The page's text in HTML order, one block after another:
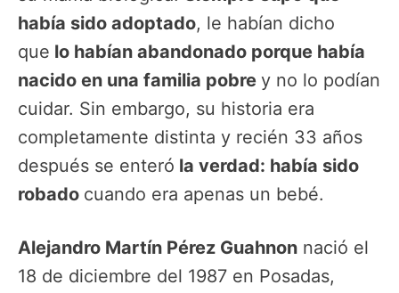
había sido adoptado, le habían dicho
que lo habían abandonado porque había
nacido en una familia pobre y no lo podían
cuidar. Sin embargo, su historia era
completamente distinta y recién 33 años
después se enteró la verdad: había sido
robado cuando era apenas un bebé.
Alejandro Martín Pérez Guahnon nació el
18 de diciembre del 1987 en Posadas,